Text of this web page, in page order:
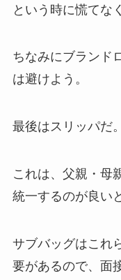
という時に慌てな
ちなみにブランド
は避けよう。
最後はスリッパだ。
これは、父親・母
統一するのが良い
サブバッグはこれ
要があるので、面